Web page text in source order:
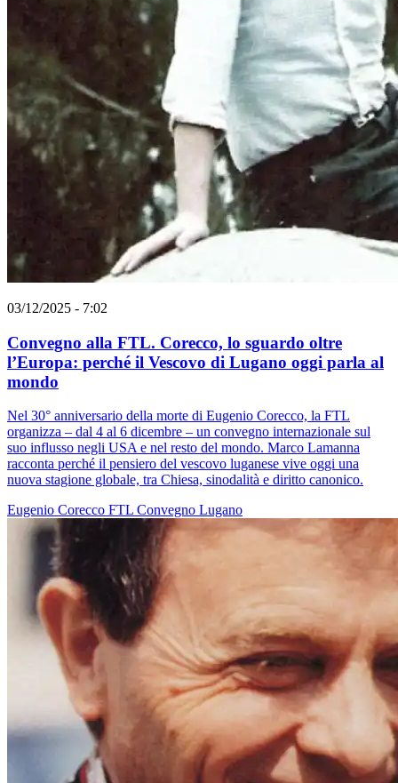
03/12/2025 - 7:02
Convegno alla FTL. Corecco, lo sguardo oltre
l’Europa: perché il Vescovo di Lugano oggi parla al
mondo
Nel 30° anniversario della morte di Eugenio Corecco, la FTL
organizza – dal 4 al 6 dicembre – un convegno internazionale sul
suo influsso negli USA e nel resto del mondo. Marco Lamanna
racconta perché il pensiero del vescovo luganese vive oggi una
nuova stagione globale, tra Chiesa, sinodalità e diritto canonico.
Eugenio Corecco FTL Convegno Lugano